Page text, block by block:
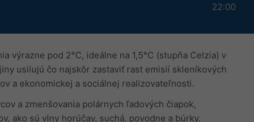
22:00
výrazne pod 2°C, ideálne na 1,5°C (stupňa Celzia) v
usilujú čo najskôr zastaviť rast emisií skleníkových
a ekonomickej a sociálnej realizovateľnosti.
a zmenšovania polárnych ľadových čiapok,
ako sú vlny horúčav, suchá, povodne a búrky.